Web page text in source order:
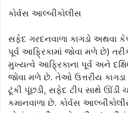
કોર્વસ આલ્બીકોલીસ
સફેદ ગરદનવાળા કાગડો અથવા
પૂર્વ આફ્રિકામાં જોવા મળે છે)
મુખ્યત્વે આફ્રિકાના પૂર્વ અને
જોવા મળે છે. તેઓ ઉત્તરીય કાગડા
ટૂંકી પૂંછડી, સફેદ ટીપ સાથે ઊંડી
કમાનવાળા છે. કોર્વસ